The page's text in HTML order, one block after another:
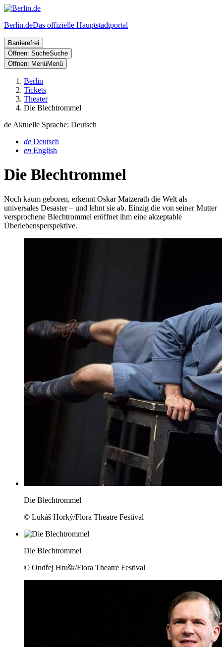
Berlin.deDas offizielle Hauptstadtportal
Barrierefrei
Öffnen: SucheSuche
Öffnen: MenüMenü
Berlin
Tickets
Theater
Die Blechtrommel
de Aktuelle Sprache: Deutsch
de Deutsch
en English
Die Blechtrommel
Noch kaum geboren, erkennt Oskar Matzerath die Welt als
universales Desaster – und lehnt sie ab. Einzig die von seiner Mutter
versprochene Blechtrommel eröffnet ihm eine akzeptable
Überlebensperspektive.
Die Blechtrommel
© Lukáš Horký/Flora Theatre Festival
Die Blechtrommel
© Ondřej Hrušk/Flora Theatre Festival